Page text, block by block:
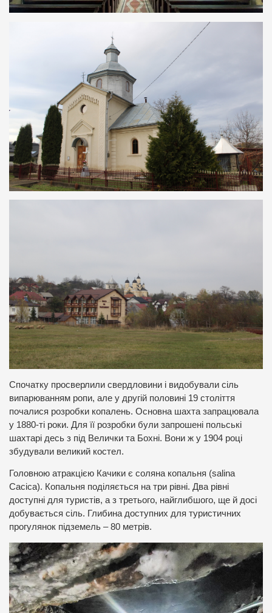
Спочатку просверлили свердловини і видобували сіль
випарюванням ропи, але у другій половині 19 століття
почалися розробки копалень. Основна шахта запрацювала
у 1880-ті роки. Для її розробки були запрошені польські
шахтарі десь з під Велички та Бохні. Вони ж у 1904 році
збудували великий костел.
Головною атракцією Качики є соляна копальня (salina
Cacica). Копальня поділяється на три рівні. Два рівні
доступні для туристів, а з третього, найглибшого, ще й досі
добувається сіль. Глибина доступних для туристичних
прогулянок підземель – 80 метрів.